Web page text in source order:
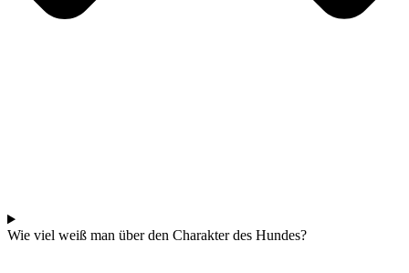
Wie viel weiß man über den Charakter des Hundes?